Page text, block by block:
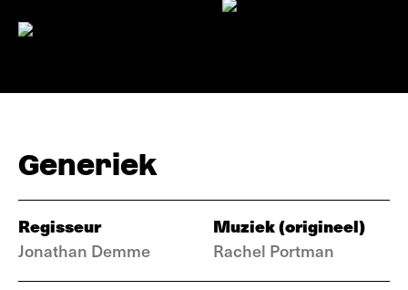
Generiek
Regisseur
Jonathan Demme
Muziek (origineel)
Rachel Portman